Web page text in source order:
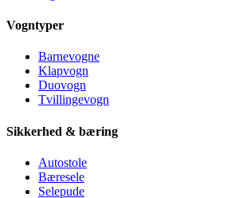
Vogntyper
Barnevogne
Klapvogn
Duovogn
Tvillingevogn
Sikkerhed & bæring
Autostole
Bæresele
Selepude